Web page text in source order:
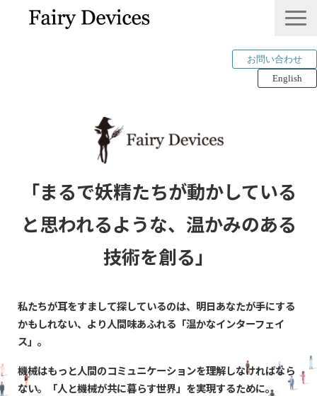
お問い合わせ
English
THINKLET®︎ / CWS
COMPANY
IP＆PUBLICATION
RECRUIT
「まるで妖精たちが動かしている
と思われるような、温かみのある
技術を創る」
私たちが耳をすまして探しているのは、 明日あなたが手にする
かもしれない、 より人間味あふれる 「温かなインターフェイ
ス」。
機械はもっと人間のコミュニケーションを理解しなければなら
ない。「人と機械が共に暮らす世界」を実現するために。